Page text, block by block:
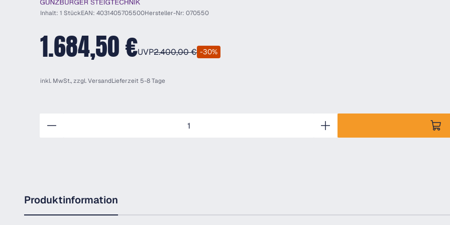
Inhalt: 1 StückEAN: 4031405705500Hersteller-Nr: 070550
1.684,50 €UVP2.400,00 € -30%
inkl. MwSt., zzgl.VersandLieferzeit 5-8 Tage
Produktinformation